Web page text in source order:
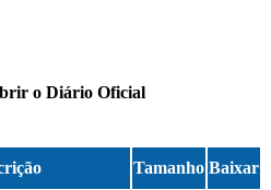
o Diário Oficial
Tamanho Baixar